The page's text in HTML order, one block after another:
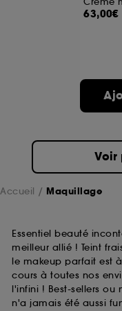
63,00€
Voir
Accueil Maquillage
Essentiel beauté
meilleur allié ! Teint
le makeup parfait est
cours à toutes nos
l'infini ! Best-sellers
n'a jamais été aussi
choix" ci-dessous
Sephora pourra
navigation
sur "continuer
moment choisir de
souhaitez obtenir